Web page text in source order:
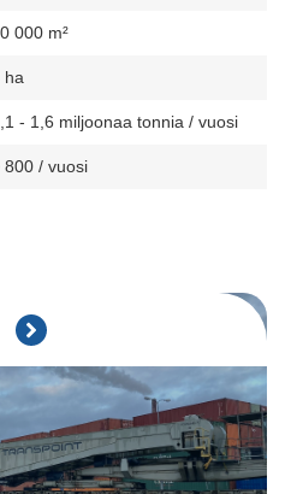
000 m²
ha
- 1,6 miljoonaa tonnia / vuosi
800 / vuosi